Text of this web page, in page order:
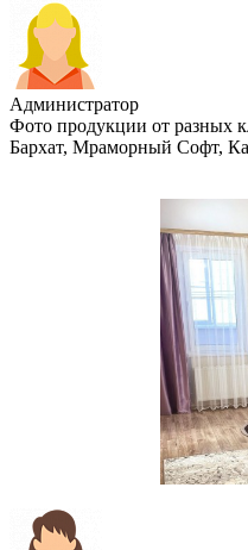
Администратор
Фото продукции от разных
Бархат, Мраморный Софт,